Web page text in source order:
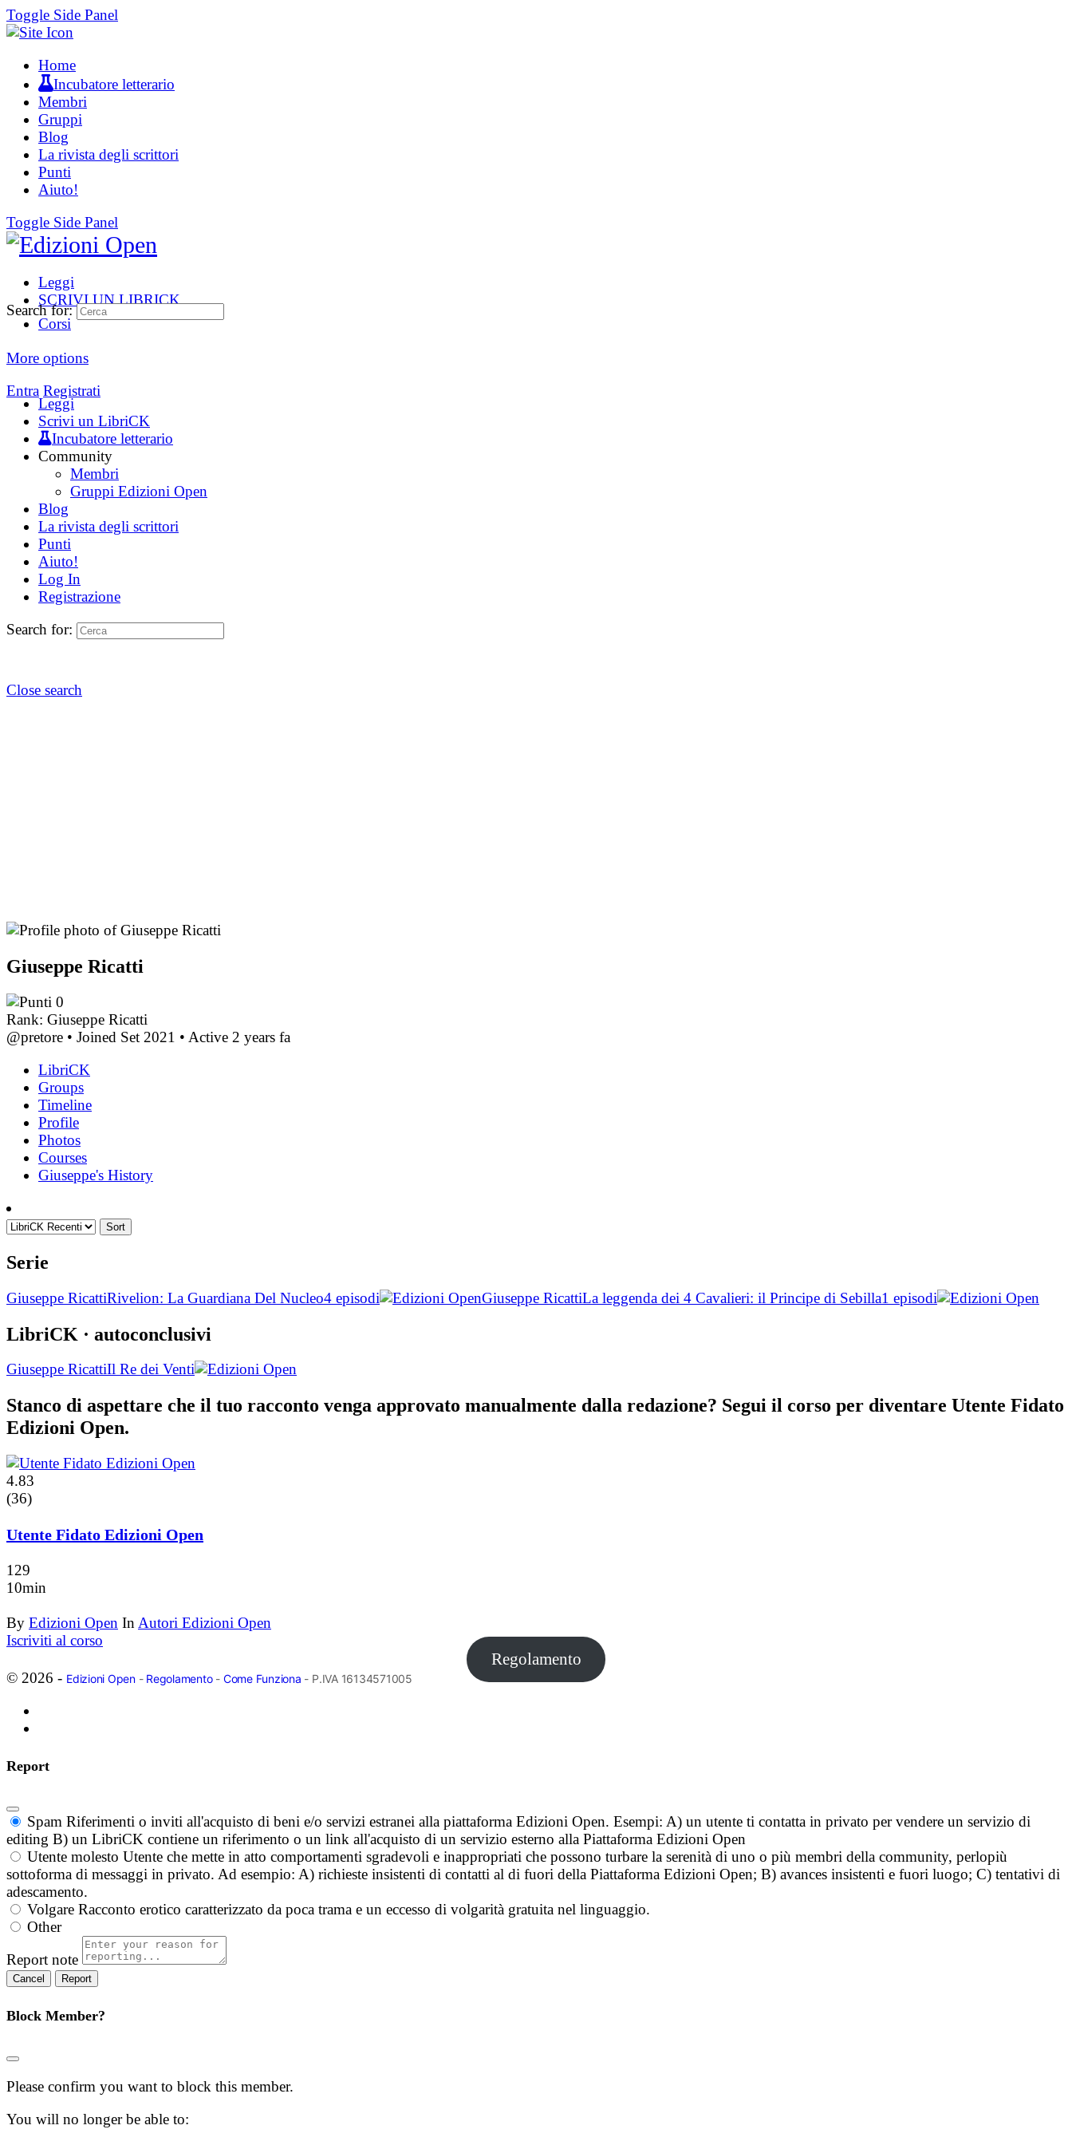
Toggle Side Panel
Home
Incubatore letterario
Membri
Gruppi
Blog
La rivista degli scrittori
Punti
Aiuto!
Toggle Side Panel
Leggi
SCRIVI UN LIBRICK
Corsi
More options
Entra Registrati
Search for:
Leggi
Scrivi un LibriCK
Incubatore letterario
Community
Membri
Gruppi Edizioni Open
Blog
La rivista degli scrittori
Punti
Aiuto!
Log In
Registrazione
Search for:
Close search
Giuseppe Ricatti
0
Rank: Giuseppe Ricatti
@pretore • Joined Set 2021 • Active 2 years fa
LibriCK
Groups
Timeline
Profile
Photos
Courses
Giuseppe's History
Sort
Serie
Giuseppe RicattiRivelion: La Guardiana Del Nucleo4 episodi Giuseppe RicattiLa leggenda dei 4 Cavalieri: il Principe di Sebilla1 episodi
LibriCK · autoconclusivi
Giuseppe RicattiIl Re dei Venti
Stanco di aspettare che il tuo racconto venga approvato manualmente dalla redazione? Segui il corso per diventare Utente Fidato
Edizioni Open.
4.83
(36)
Utente Fidato Edizioni Open
129
10min
By Edizioni Open InAutori Edizioni Open
Iscriviti al corso
Regolamento
© 2026 - Edizioni Open- Regolamento- Come Funziona - P.IVA 16134571005
Report
Spam Riferimenti o inviti all'acquisto di beni e/o servizi estranei alla piattaforma Edizioni Open. Esempi: A) un utente ti contatta in privato per vendere un servizio di
editing B) un LibriCK contiene un riferimento o un link all'acquisto di un servizio esterno alla Piattaforma Edizioni Open
Utente molesto Utente che mette in atto comportamenti sgradevoli e inappropriati che possono turbare la serenità di uno o più membri della community, perlopiù
sottoforma di messaggi in privato. Ad esempio: A) richieste insistenti di contatti al di fuori della Piattaforma Edizioni Open; B) avances insistenti e fuori luogo; C) tentativi di
adescamento.
Volgare Racconto erotico caratterizzato da poca trama e un eccesso di volgarità gratuita nel linguaggio.
Other
Report note
Report
Block Member?
Please confirm you want to block this member.
You will no longer be able to: